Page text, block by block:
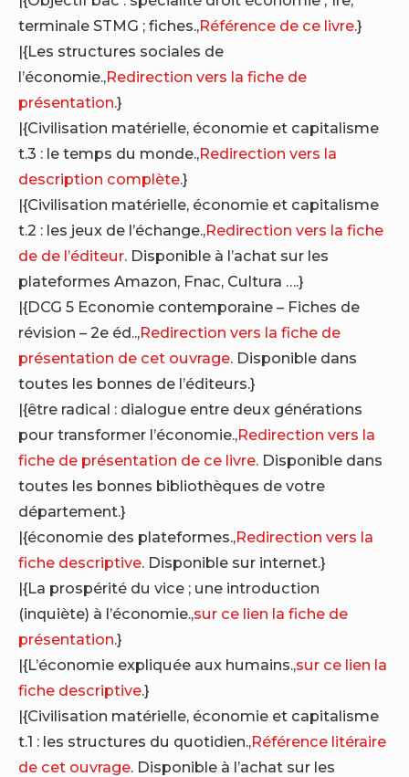
terminale STMG ; fiches.,Référence de ce livre.}
|{Les structures sociales de
l’économie.,Redirection vers la fiche de
présentation.}
|{Civilisation matérielle, économie et capitalisme
t.3 : le temps du monde.,Redirection vers la
description complète.}
|{Civilisation matérielle, économie et capitalisme
t.2 : les jeux de l’échange.,Redirection vers la fiche
de de l’éditeur. Disponible à l’achat sur les
plateformes Amazon, Fnac, Cultura ….}
|{DCG 5 Economie contemporaine – Fiches de
révision – 2e éd..,Redirection vers la fiche de
présentation de cet ouvrage. Disponible dans
toutes les bonnes de l’éditeurs.}
|{être radical : dialogue entre deux générations
pour transformer l’économie.,Redirection vers la
fiche de présentation de ce livre. Disponible dans
toutes les bonnes bibliothèques de votre
département.}
|{économie des plateformes.,Redirection vers la
fiche descriptive. Disponible sur internet.}
|{La prospérité du vice ; une introduction
(inquiète) à l’économie.,sur ce lien la fiche de
présentation.}
|{L’économie expliquée aux humains.,sur ce lien la
fiche descriptive.}
|{Civilisation matérielle, économie et capitalisme
t.1 : les structures du quotidien.,Référence litéraire
de cet ouvrage. Disponible à l’achat sur les